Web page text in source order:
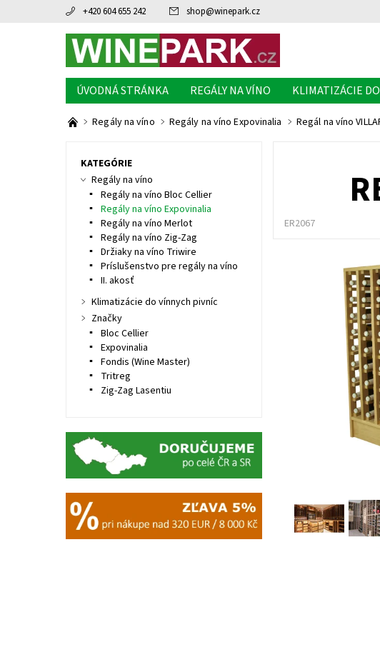
+420 604 655 242 shop@winepark.cz
ÚVODNÁ STRÁNKA REGÁLY NA VÍNO KLIMATIZÁCIE
Regály na víno Regály na víno Expovinalia Regál na víno
ER2067
KATEGÓRIE
Regály na víno
Regály na víno Bloc Cellier
Regály na víno Expovinalia
Regály na víno Merlot
Regály na víno Zig-Zag
Držiaky na víno Triwire
Príslušenstvo pre regály na víno
II. akosť
Klimatizácie do vínnych pivníc
Značky
Bloc Cellier
Expovinalia
Fondis (Wine Master)
Tritreg
Zig-Zag Lasentiu